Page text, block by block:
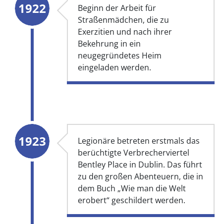
Beginn der Arbeit für
Straßenmädchen, die zu
Exerzitien und nach ihrer
Bekehrung in ein
neugegründetes Heim
eingeladen werden.
1922
Legionäre betreten erstmals das
berüchtigte Verbrecherviertel
Bentley Place in Dublin. Das führt
zu den großen Abenteuern, die in
dem Buch „Wie man die Welt
erobert“ geschildert werden.
1923